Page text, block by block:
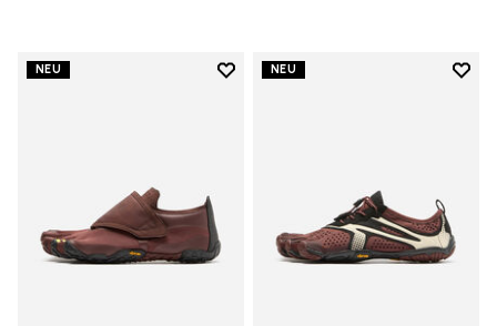
NEU
Add to wishlist
NEU
Add